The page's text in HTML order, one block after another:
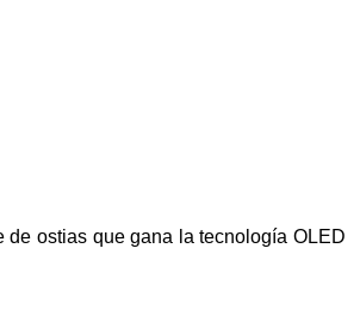
de ostias que gana la tecnología OLED